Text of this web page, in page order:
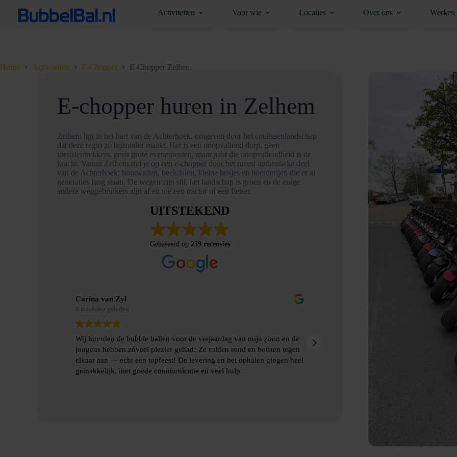
Activiteiten Voor wie Locaties Over ons Werken
Home Activiteiten E-Chopper E-Chopper Zelhem
E-chopper huren in Zelhem
Zelhem ligt in het hart van de Achterhoek, omgeven door het coulissenlandschap
dat deze regio zo bijzonder maakt. Het is een onopvallend dorp, geen
toeristentrekkers, geen grote evenementen, maar juist die onopvallendheid is de
kracht. Vanuit Zelhem rijd je op een e-chopper door het meest authentieke deel
van de Achterhoek: houtwallen, beekdalen, kleine bosjes en boerderijen die er al
generaties lang staan. De wegen zijn stil, het landschap is groen en de enige
andere weggebruikers zijn af en toe een tractor of een fietser.
UITSTEKEND
Gebaseerd op 239 recensies
Merel Bosman
9 maanden geleden
Wij hebben met vriendenweekend gebruik gemaakt van Bubbelbal, een
hilarische ervaring!!
Heel fijn contact gehad over de levering en het ophalen van de
Ontzettend leuke dag gehad
kwamen de afspraken prima